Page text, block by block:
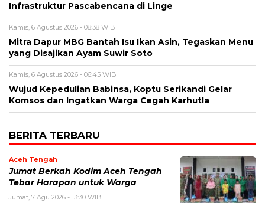
Infrastruktur Pascabencana di Linge
Kamis, 6 Agustus 2026 - 08:38 WIB
‎Mitra Dapur MBG Bantah Isu Ikan Asin, Tegaskan Menu
yang Disajikan Ayam Suwir Soto
Kamis, 6 Agustus 2026 - 06:45 WIB
‎Wujud Kepedulian Babinsa, Koptu Serikandi Gelar
Komsos dan Ingatkan Warga Cegah Karhutla ‎
BERITA TERBARU
Aceh Tengah
Jumat Berkah Kodim Aceh Tengah
Tebar Harapan untuk Warga
Jumat, 7 Agu 2026 - 13:30 WIB